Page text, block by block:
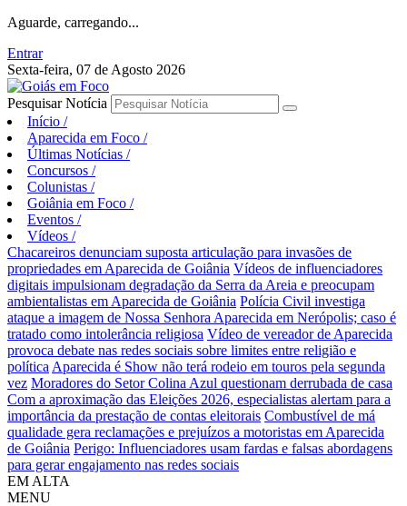
Aguarde, carregando...
Entrar
Sexta-feira, 07 de Agosto 2026
Pesquisar Notícia
Início /
Aparecida em Foco /
Últimas Notícias /
Concursos /
Colunistas /
Goiânia em Foco /
Eventos /
Vídeos /
Chacareiros denunciam suposta articulação para invasões de
propriedades em Aparecida de Goiânia Vídeos de influenciadores
digitais impulsionam degradação da Serra da Areia e preocupam
ambientalistas em Aparecida de Goiânia Polícia Civil investiga
ataque a imagem de Nossa Senhora Aparecida em Nerópolis; caso é
tratado como intolerância religiosa Vídeo de vereador de Aparecida
provoca debate nas redes sociais sobre limites entre religião e
política Aparecida é Show não terá rodeio em touros pela segunda
vez Moradores do Setor Colina Azul questionam derrubada de casa
Com a aproximação das Eleições 2026, especialistas alertam para a
importância da prestação de contas eleitorais Combustível de má
qualidade gera reclamações e prejuízos a motoristas em Aparecida
de Goiânia Perigo: Influenciadores usam fardas e falsas abordagens
para gerar engajamento nas redes sociais
EM ALTA
MENU